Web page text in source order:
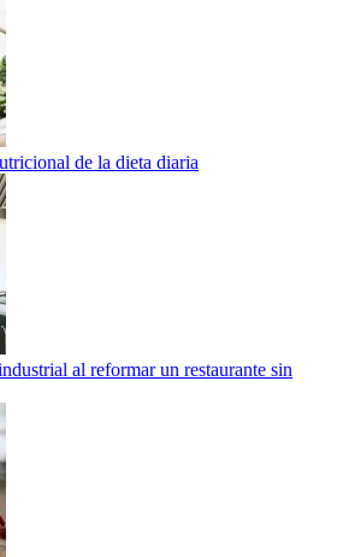
de la dieta diaria
al reformar un restaurante sin